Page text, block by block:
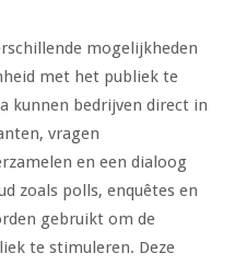
mogelijkheden
met het publiek te
kunnen bedrijven direct in
vragen
en een dialoog
zoals polls, enquêtes en
gebruikt om de
te stimuleren. Deze